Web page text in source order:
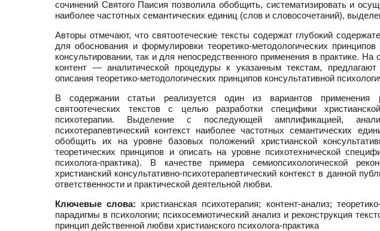
сочинений Святого Паисия позволила обобщить, систематизировать и
наиболее частотных семантических единиц (слов и словосочетаний),
Авторы отмечают, что святоотеческие тексты содержат глубокий
для обоснования и формулировки теоретико-методологических
консультировании, так и для непосредственного применения в практике.
контент — аналитической процедуры к указанным текстам,
описания теоретико-методологических принципов консультативной
В содержании статьи реализуется один из вариантов применения
святоотеческих текстов с целью разработки специфики
психотерапии. Выделение с последующей амплификацией,
психотерапевтический контекст наиболее частотных семантических
обобщить их на уровне базовых положений христианской
теоретических принципов и описать на уровне психотехнической
психолога-практика). В качестве примера семиопсихологической
христианский консультативно-психотерапевтический контекст в данной
ответственности и практической деятельной любви.
Ключевые слова: христианская психотерапия; контент-анализ;
парадигмы в психологии; психосемиотический анализ и реконструкция
принцип действенной любви христианского психолога-практика